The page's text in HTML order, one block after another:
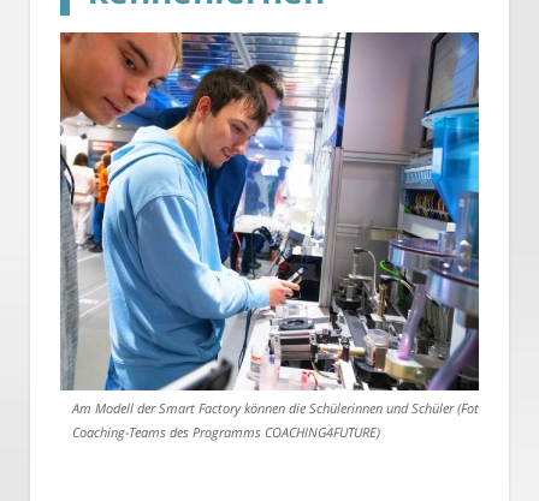
Am Modell der Smart Factory können die Schülerinnen und Schüler (Foto:
Coaching-Teams des Programms COACHING4FUTURE)